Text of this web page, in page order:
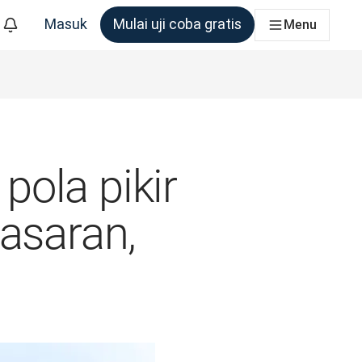
membutuhkannya
Masuk Mulai uji coba gratis Menu
pikir